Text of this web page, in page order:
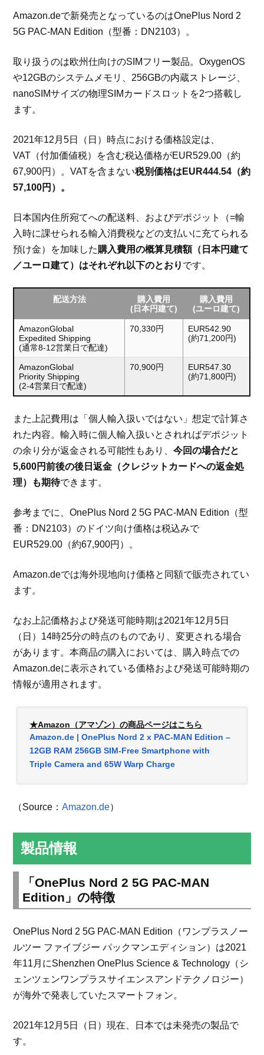
Amazon.deで新発売となっているのはOnePlus Nord 2
5G PAC-MAN Edition（型番：DN2103）。
取り扱うのは欧州仕向けのSIMフリー製品。OxygenOS
や12GBのシステムメモリ、256GBの内蔵ストレージ、
nanoSIMサイズの物理SIMカードスロットを2つ搭載し
ます。
2021年12月5日（日）時点における価格設定は、
VAT（付加価値税）を含む税込価格がEUR529.00（約
67,900円）。VATを含まない税別価格はEUR444.54（約
57,100円）。
日本国内住所宛てへの配送料、およびデポジット（=輸
入時に課せられる輸入消費税などの支払いに充てられる
預け金）を加味した購入費用の概算見積額（日本円建て
／ユーロ建て）はそれぞれ以下のとおり です。
配送方法
購入費用
(日本円建て)
購入費用
(ユーロ建て)
AmazonGlobal
Expedited Shipping
(通常8-12営業日で配達)
70,330円
EUR542.90
(約71,200円)
AmazonGlobal
Priority Shipping
(2-4営業日で配達)
70,900円
EUR547.30
(約71,800円)
また上記費用は「個人輸入扱いではない」想定で計算さ
れた内容。輸入時に個人輸入扱いとされればデポジット
の余り分が返金される可能性もあり、今回の場合だと
5,600円前後の後日返金（クレジットカードへの返金処
理）も期待できます。
参考までに、OnePlus Nord 2 5G PAC-MAN Edition（型
番：DN2103）のドイツ向け価格は税込みで
EUR529.00（約67,900円）。
Amazon.deでは海外現地向け価格と同額で販売されてい
ます。
なお上記価格および発送可能時期は2021年12月5日
（日）14時25分の時点のものであり、変更される場合
があります。本商品の購入においては、購入時点での
Amazon.deに表示されている価格および発送可能時期の
情報が適用されます。
★Amazon（アマゾン）の商品ページはこちら
Amazon.de | OnePlus Nord 2 x PAC-MAN Edition –
12GB RAM 256GB SIM-Free Smartphone with
Triple Camera and 65W Warp Charge
（Source：Amazon.de）
製品情報
「OnePlus Nord 2 5G PAC-MAN
Edition」の特徴
OnePlus Nord 2 5G PAC-MAN Edition（ワンプラスノー
ルツー ファイブジー パックマンエディション）は2021
年11月にShenzhen OnePlus Science & Technology（シ
ェンツェンワンプラスサイエンスアンドテクノロジー）
が海外で発表していたスマートフォン。
2021年12月5日（日）現在、日本では未発売の製品で
す。